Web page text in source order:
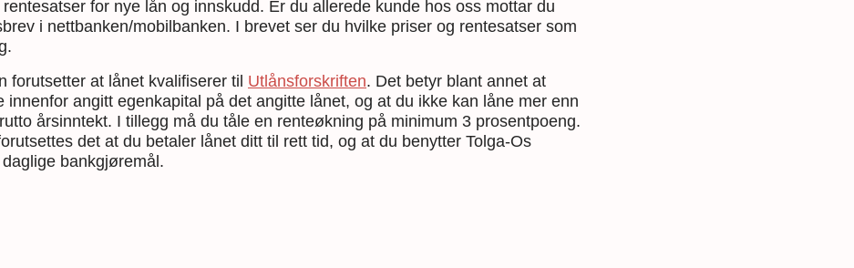
for nye lån og innskudd. Er du allerede kunde hos oss mottar du
i nettbanken/mobilbanken. I brevet ser du hvilke priser og rentesatser som
forutsetter at lånet kvalifiserer til Utlånsforskriften. Det betyr blant annet at
innenfor angitt egenkapital på det angitte lånet, og at du ikke kan låne mer enn
årsinntekt. I tillegg må du tåle en renteøkning på minimum 3 prosentpoeng.
det at du betaler lånet ditt til rett tid, og at du benytter Tolga-Os
bankgjøremål.